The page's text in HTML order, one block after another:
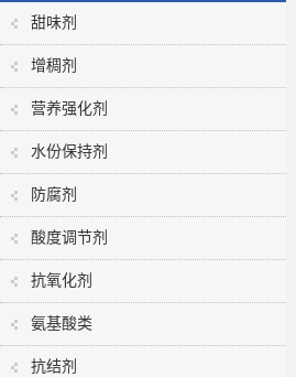
甜味剂
增稠剂
营养强化剂
水份保持剂
防腐剂
酸度调节剂
抗氧化剂
氨基酸类
抗结剂